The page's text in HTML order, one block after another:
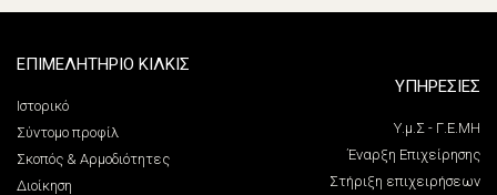
ΕΠΙΜΕΛΗΤΗΡΙΟ ΚΙΛΚΙΣ
Ιστορικό
Σύντομο προφίλ
Σκοπός & Αρμοδιότητες
Διοίκηση
ΥΠΗΡΕΣΙΕΣ
Υ.μ.Σ - Γ.Ε.ΜΗ
Έναρξη Επιχείρησης
Στήριξη επιχειρήσεων